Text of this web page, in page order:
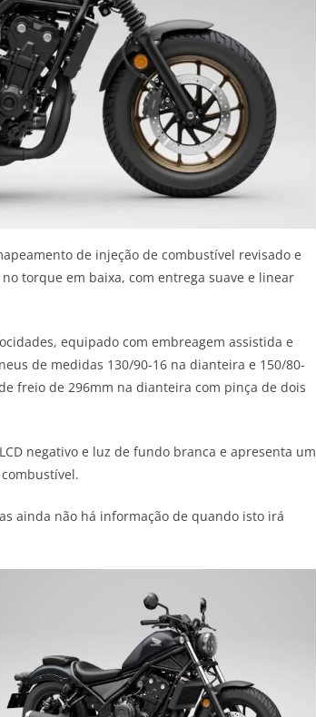
de injeção de combustível revisado e
torque em baixa, com entrega suave e linear
equipado com embreagem assistida e
de medidas 130/90-16 na dianteira e 150/80-
freio de 296mm na dianteira com pinça de dois
negativo e luz de fundo branca e apresenta um
ainda não há informação de quando isto irá